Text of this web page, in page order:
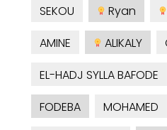
SEKOU
Ryan
AMINE
ALIKALY
EL-HADJ SYLLA BAFODE
FODEBA
MOHAMED